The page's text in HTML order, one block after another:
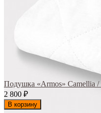
Подушка «Armos» Camellia
2 800 ₽
В корзину